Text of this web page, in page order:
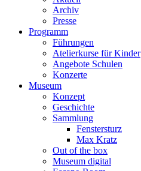
Archiv
Presse
Programm
Führungen
Atelierkurse für Kinder
Angebote Schulen
Konzerte
Museum
Konzept
Geschichte
Sammlung
Fenstersturz
Max Kratz
Out of the box
Museum digital